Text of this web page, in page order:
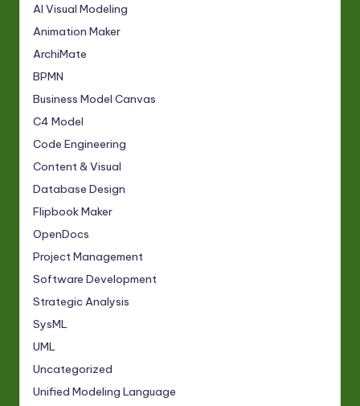
AI Visual Modeling
Animation Maker
ArchiMate
BPMN
Business Model Canvas
C4 Model
Code Engineering
Content & Visual
Database Design
Flipbook Maker
OpenDocs
Project Management
Software Development
Strategic Analysis
SysML
UML
Uncategorized
Unified Modeling Language